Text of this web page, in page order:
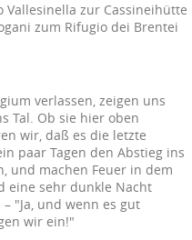
zur Cassineihütte
zum Rifugio dei Brentei
verlassen, zeigen uns
Tal. Ob sie hier oben
wir, daß es die letzte
paar Tagen den Abstieg ins
und machen Feuer in dem
eine sehr dunkle Nacht
"Ja, und wenn es gut
wir ein!"